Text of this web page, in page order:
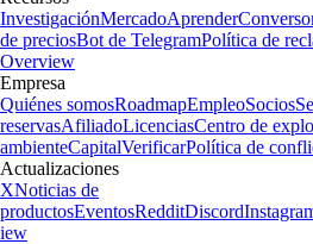
InvestigaciónMercadoAprender
de preciosBot de TelegramPolítica de
Overview
Empresa
Quiénes somosRoadmapEmpleoSocios
reservasAfiliadoLicenciasCentro de
ambienteCapitalVerificarPolítica de
Actualizaciones
XNoticias de
productosEventosRedditDiscord
iew